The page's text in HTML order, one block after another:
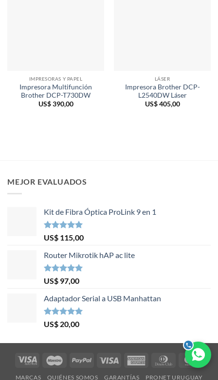
IMPRESORAS Y PAPEL
Impresora Multifunción
Brother DCP-T730DW
US$390,00
LÁSER
Impresora Brother DCP-
L2540DW Láser
US$405,00
MEJOR EVALUADOS
Kit de Fibra Óptica ProLink 9 en 1
Valorado en
5.00 de 5
US$ 115,00
Router Mikrotik hAP ac lite
Valorado en
5.00 de 5
US$ 97,00
Adaptador Serial a USB Manhattan
Valorado en
5.00 de 5
US$ 20,00
Visa
Maestro PayPal Visa
American
Dinners
MARCAS QUIÉNES SOMOS GARANTÍAS PRONET URUGUAY